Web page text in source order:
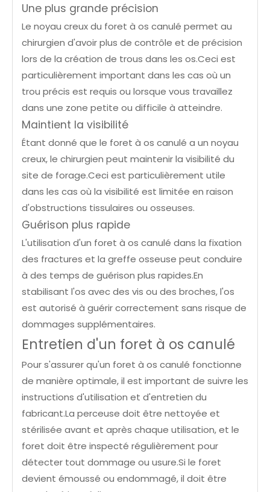
Une plus grande précision
Le noyau creux du foret à os canulé permet au
chirurgien d'avoir plus de contrôle et de précision
lors de la création de trous dans les os.Ceci est
particulièrement important dans les cas où un
trou précis est requis ou lorsque vous travaillez
dans une zone petite ou difficile à atteindre.
Maintient la visibilité
Étant donné que le foret à os canulé a un noyau
creux, le chirurgien peut maintenir la visibilité du
site de forage.Ceci est particulièrement utile
dans les cas où la visibilité est limitée en raison
d'obstructions tissulaires ou osseuses.
Guérison plus rapide
L'utilisation d'un foret à os canulé dans la fixation
des fractures et la greffe osseuse peut conduire
à des temps de guérison plus rapides.En
stabilisant l'os avec des vis ou des broches, l'os
est autorisé à guérir correctement sans risque de
dommages supplémentaires.
Entretien d'un foret à os canulé
Pour s'assurer qu'un foret à os canulé fonctionne
de manière optimale, il est important de suivre les
instructions d'utilisation et d'entretien du
fabricant.La perceuse doit être nettoyée et
stérilisée avant et après chaque utilisation, et le
foret doit être inspecté régulièrement pour
détecter tout dommage ou usure.Si le foret
devient émoussé ou endommagé, il doit être